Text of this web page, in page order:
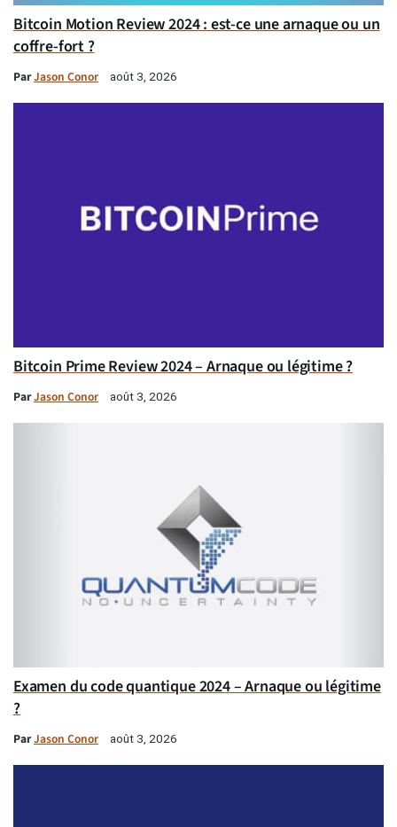
Bitcoin Motion Review 2024 : est-ce une arnaque ou un
coffre-fort ?
ParJason Conor août 3, 2026
Bitcoin Prime Review 2024 – Arnaque ou légitime ?
ParJason Conor août 3, 2026
Examen du code quantique 2024 – Arnaque ou légitime
?
ParJason Conor août 3, 2026